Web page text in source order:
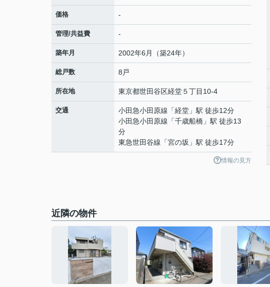
価格 -
管理/共益費 -
築年月 2002年6月（築24年）
総戸数 8戸
所在地 東京都世田谷区経堂５丁目10-4
交通 小田急小田原線 「経堂 」駅 徒歩12分
小田急小田原線 「千歳船橋 」駅 徒歩13
分
東急世田谷線 「宮の坂 」駅 徒歩17分
情報の見方
近隣の物件